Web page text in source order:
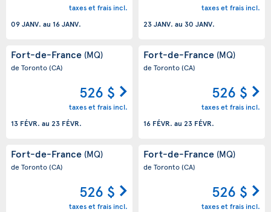
taxes et frais incl.
09 JANV. au 16 JANV.
taxes et frais incl.
23 JANV. au 30 JANV.
Fort-de-France (MQ)
de Toronto(CA)
526 $
taxes et frais incl.
13 FÉVR. au 23 FÉVR.
Fort-de-France (MQ)
de Toronto(CA)
526 $
taxes et frais incl.
16 FÉVR. au 23 FÉVR.
Fort-de-France (MQ)
de Toronto(CA)
526 $
taxes et frais incl.
Fort-de-France (MQ)
de Toronto(CA)
526 $
taxes et frais incl.